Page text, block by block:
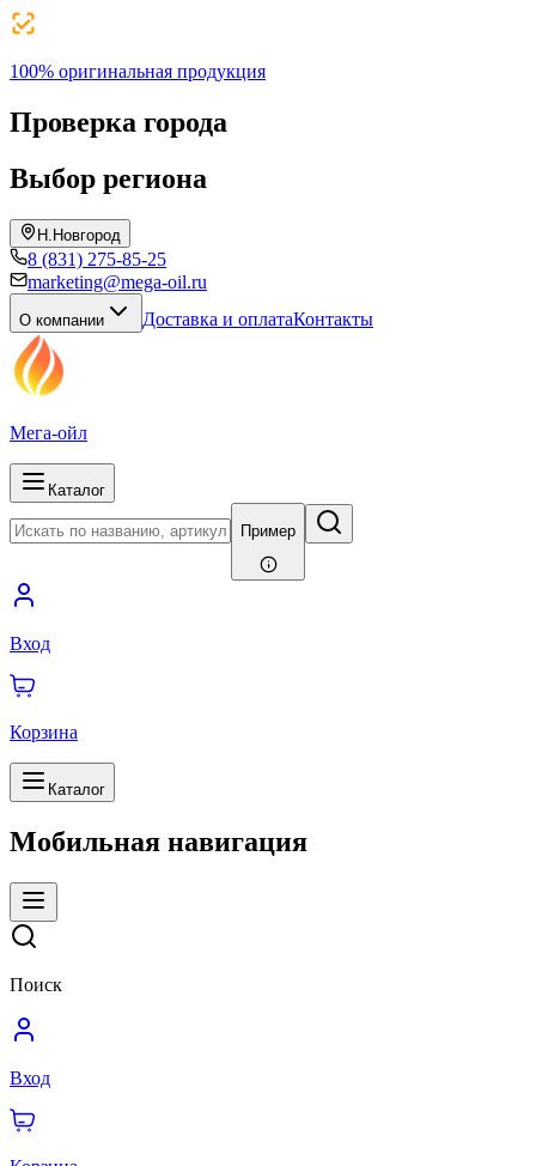
100% оригинальная продукция
Проверка города
Выбор региона
Н.Новгород
8 (831) 275-85-25
marketing@mega-oil.ru
О компании Доставка и оплатаКонтакты
Мега-ойл
Каталог
Пример
Вход
Корзина
Каталог
Мобильная навигация
Поиск
Вход